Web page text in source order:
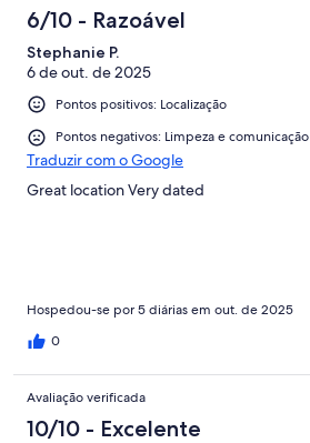
6/10 - Razoável
Stephanie P.
6 de out. de 2025
Pontos positivos: Localização
Pontos negativos: Limpeza e comunicação
Traduzir com o Google
Great location Very dated
Hospedou-se por 5 diárias em out. de 2025
0
Avaliação verificada
10/10 - Excelente